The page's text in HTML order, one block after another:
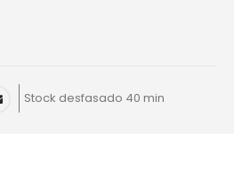
Stock desfasado 40 min